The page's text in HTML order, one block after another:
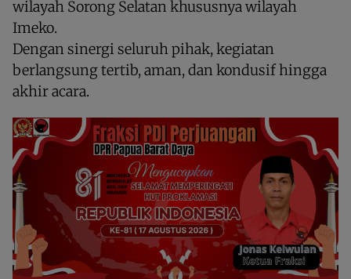
wilayah Sorong Selatan khususnya wilayah
Imeko.
Dengan sinergi seluruh pihak, kegiatan
berlangsung tertib, aman, dan kondusif hingga
akhir acara.